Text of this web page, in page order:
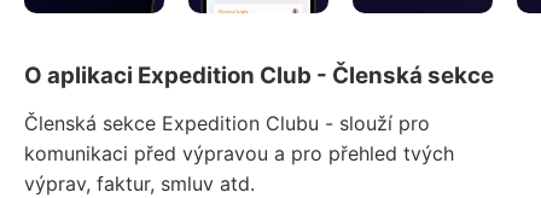
O aplikaci Expedition Club - Členská sekce
Členská sekce Expedition Clubu - slouží pro
komunikaci před výpravou a pro přehled tvých
výprav, faktur, smluv atd.